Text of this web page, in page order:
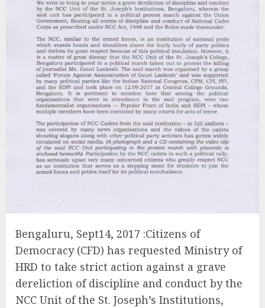
Bengaluru, Sept14, 2017 :Citizens of
Democracy (CFD) has requested Ministry of
HRD to take strict action against a grave
dereliction of discipline and conduct by the
NCC Unit of the St. Joseph’s Institutions,